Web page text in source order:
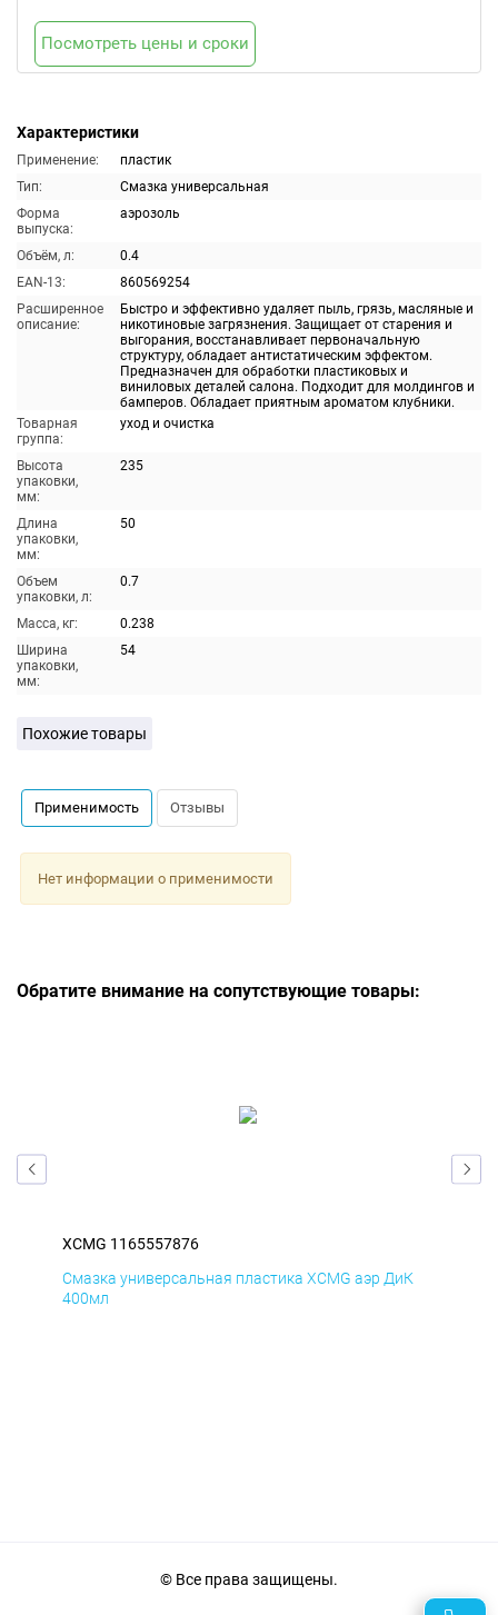
Характеристики
Применение:
пластик
Тип:
Смазка универсальная
Форма
выпуска:
аэрозоль
Объём, л:
0.4
EAN-13:
860569254
Расширенное
описание:
Быстро и эффективно удаляет пыль, грязь, масляные и
никотиновые загрязнения. Защищает от старения и
выгорания, восстанавливает первоначальную
структуру, обладает антистатическим эффектом.
Предназначен для обработки пластиковых и
виниловых деталей салона. Подходит для молдингов и
бамперов. Обладает приятным ароматом клубники.
Товарная
группа:
уход и очистка
Высота
упаковки,
мм:
235
Длина
упаковки,
мм:
50
Объем
упаковки, л:
0.7
Масса, кг:
0.238
Ширина
упаковки,
мм:
54
Посмотреть цены и сроки
Похожие товары
Применимость Отзывы
Нет информации о применимости
Обратите внимание на сопутствующие товары:
XCMG 1165557876
Смазка универсальная пластика XCMG аэр ДиК
400мл
© Все права защищены.